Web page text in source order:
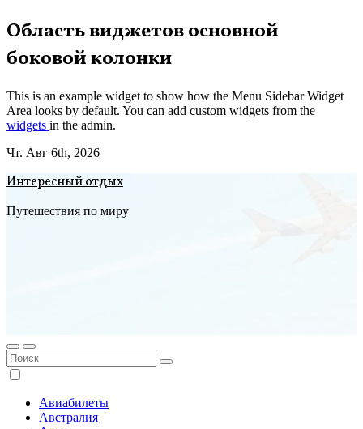
Перейти
к
содержимому
Область виджетов основной
боковой колонки
This is an example widget to show how the Menu Sidebar Widget
Area looks by default. You can add custom widgets from the
widgets in the admin.
Чт. Авг 6th, 2026
Интересный отдых
Путешествия по миру
Авиабилеты
Австралия